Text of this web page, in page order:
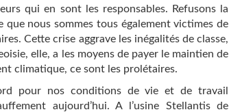
qui en sont les responsables. Refusons la
nous sommes tous également victimes de
Cette crise aggrave les inégalités de classe,
elle, a les moyens de payer le maintien de
climatique, ce sont les prolétaires.
pour nos conditions de vie et de travail
aujourd’hui. A l’usine Stellantis de